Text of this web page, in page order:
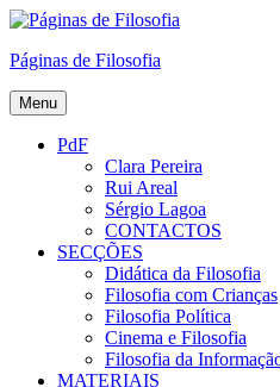
Skip
content
Páginas de Filosofia
Menu
PdF
Clara Pereira
Rui Areal
Sérgio Lagoa
CONTACTOS
SECÇÕES
Didática da Filosofia
Filosofia com Crianças
Filosofia Política
Cinema e Filosofia
Filosofia da
MATERIAIS